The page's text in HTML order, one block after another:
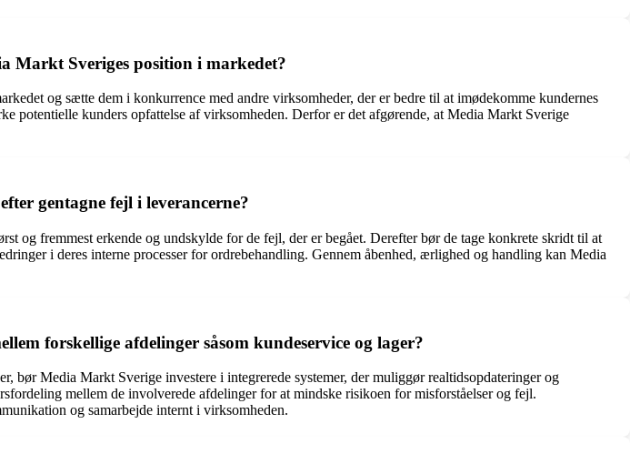
Markt Sveriges position i markedet?
og sætte dem i konkurrence med andre virksomheder, der er bedre til at imødekomme kundernes
potentielle kunders opfattelse af virksomheden. Derfor er det afgørende, at Media Markt Sverige
gentagne fejl i leverancerne?
og fremmest erkende og undskylde for de fejl, der er begået. Derefter bør de tage konkrete skridt til at
i deres interne processer for ordrebehandling. Gennem åbenhed, ærlighed og handling kan Media
forskellige afdelinger såsom kundeservice og lager?
Media Markt Sverige investere i integrerede systemer, der muliggør realtidsopdateringer og
mellem de involverede afdelinger for at mindske risikoen for misforståelser og fejl.
og samarbejde internt i virksomheden.